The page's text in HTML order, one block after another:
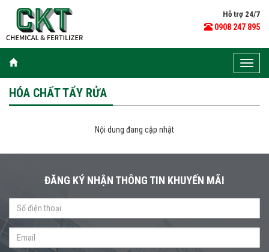
Hỗ trợ 24/7
0908 247 895
Toggle
HÓA CHẤT TẨY RỬA
Nội dung đang cập nhật
ĐĂNG KÝ NHẬN THÔNG TIN KHUYẾN MÃI